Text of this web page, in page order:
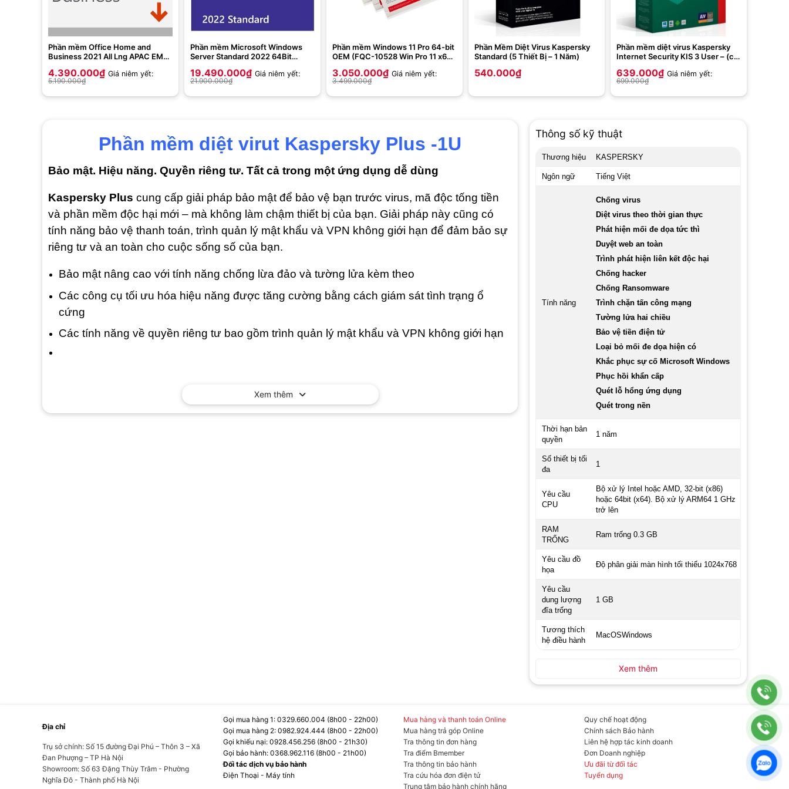
Phần mềm Office Home and
Business 2021 All Lng APAC EM
03483 ( Key điện tử ESD ) – dùng
được cho máy Window và
Macbook
4.390.000₫ Giá niêm yết:
5.190.000₫
Phần mềm Microsoft Windows
Server Standard 2022 64Bit
08328
19.490.000₫ Giá niêm yết:
21.900.000₫
Phần mềm Windows 11 Pro 64-bit
OEM (FQC-10528 Win Pro 11 x64
3.050.000₫ Giá niêm yết:
3.499.000₫
Phần Mềm Diệt Virus Kaspersky
Standard (5 Thiết Bị – 1 Năm)
540.000₫
Phần mềm diệt virus Kaspersky
Internet Security KIS 3 User – (có
639.000₫ Giá niêm yết:
699.000₫
Phần mềm diệt virut Kaspersky Plus -1U
Bảo mật. Hiệu năng. Quyền riêng tư. Tất cả trong một ứng dụng dễ dùng
Kaspersky Plus cung cấp giải pháp bảo mật để bảo vệ bạn trước virus, mã độc tống tiền
và phần mềm độc hại mới – mà không làm chậm thiết bị của bạn. Giải pháp này cũng có
tính năng bảo vệ thanh toán, trình quản lý mật khẩu và VPN không giới hạn để đảm bảo sự
riêng tư và an toàn cho cuộc sống số của bạn.
Bảo mật nâng cao với tính năng chống lừa đảo và tường lửa kèm theo
Các công cụ tối ưu hóa hiệu năng được tăng cường bằng cách giám sát tình trạng ổ
cứng
Các tính năng về quyền riêng tư bao gồm trình quản lý mật khẩu và VPN không giới hạn
Hệ thống phòng thủ toàn diện chống lại các mối đe dọa mạng
Xem thêm
Thông số kỹ thuật
Thương hiệu KASPERSKY
Ngôn ngữ Tiếng Việt
Tính năng
Chống virus
Diệt virus theo thời gian thực
Phát hiện mối đe dọa tức thì
Duyệt web an toàn
Trình phát hiện liên kết độc hại
Chống hacker
Chống Ransomware
Trình chặn tấn công mạng
Tường lửa hai chiều
Bảo vệ tiền điện tử
Loại bỏ mối đe dọa hiện có
Khắc phục sự cố Microsoft Windows
Phục hồi khẩn cấp
Quét lỗ hổng ứng dụng
Quét trong nền
Thời hạn bản
quyền
1 năm
Số thiết bị tối
đa
1
Yêu cầu
CPU
Bộ xử lý Intel hoặc AMD, 32-bit (x86)
hoặc 64bit (x64). Bộ xử lý ARM64 1 GHz
trở lên
RAM
TRỐNG
Ram trống 0.3 GB
Yêu cầu đồ
họa
Độ phân giải màn hình tối thiểu 1024x768
Yêu cầu
dung lượng
đĩa trống
1 GB
Tương thích
hệ điều hành
MacOSWindows
Xem thêm
Địa chỉ
Trụ sở chính: Số 15 đường Đại Phú – Thôn 3 – Xã
Đan Phượng – TP Hà Nội
Showroom: Số 63 Đặng Thùy Trâm - Phường
Nghĩa Đô - Thành phố Hà Nội
Gọi mua hàng 1: 0329.660.004 (8h00 - 22h00)
Gọi mua hàng 2: 0982.924.444 (8h00 - 22h00)
Gọi khiếu nại: 0928.456.256 (8h00 - 21h30)
Gọi bảo hành: 0368.962.116 (8h00 - 21h00)
Đối tác dịch vụ bảo hành
Điện Thoại - Máy tính
Mua hàng và thanh toán Online
Mua hàng trả góp Online
Tra thông tin đơn hàng
Tra điểm Bmember
Tra thông tin bảo hành
Tra cứu hóa đơn điện tử
Trung tâm bảo hành chính hãng
Quy chế hoạt động
Chính sách Bảo hành
Liên hệ hợp tác kinh doanh
Đơn Doanh nghiệp
Ưu đãi từ đối tác
Tuyển dụng